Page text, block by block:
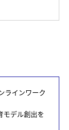
ラインワーク
モデル創出を